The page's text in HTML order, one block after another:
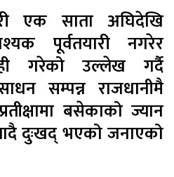
एक साता अघिदेखि
पूर्वतयारी नगरेर
गरेको उल्लेख गर्दै
सम्पन्न राजधानीमै
बसेकाको ज्यान
दुःखद् भएको जनाएको